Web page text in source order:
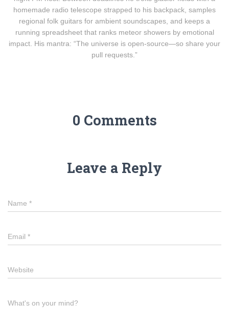
homemade radio telescope strapped to his backpack, samples
regional folk guitars for ambient soundscapes, and keeps a
running spreadsheet that ranks meteor showers by emotional
impact. His mantra: “The universe is open-source—so share your
pull requests.”
0 Comments
Leave a Reply
Name *
Email *
Website
What's on your mind?